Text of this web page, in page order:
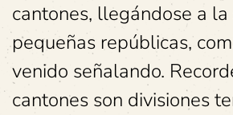
cantones, llegándose a
pequeñas repúblicas,
venido señalando.
cantones son divisiones